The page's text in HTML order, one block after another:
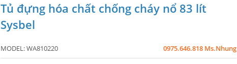
Tủ đựng hóa chất chống cháy nổ 83 lít
Sysbel
MODEL:WA810220 0975.646.818 Ms.Nhung